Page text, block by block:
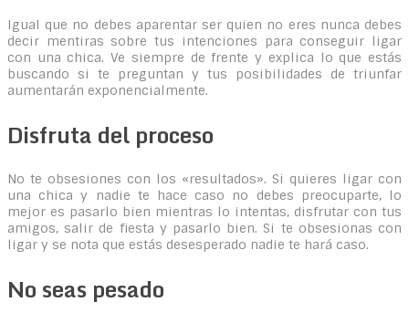
Igual que no debes aparentar ser quien no eres nunca debes
decir mentiras sobre tus intenciones para conseguir ligar
con una chica. Ve siempre de frente y explica lo que estás
buscando si te preguntan y tus posibilidades de triunfar
aumentarán exponencialmente.
Disfruta del proceso
No te obsesiones con los «resultados». Si quieres ligar con
una chica y nadie te hace caso no debes preocuparte, lo
mejor es pasarlo bien mientras lo intentas, disfrutar con tus
amigos, salir de fiesta y pasarlo bien. Si te obsesionas con
ligar y se nota que estás desesperado nadie te hará caso.
No seas pesado